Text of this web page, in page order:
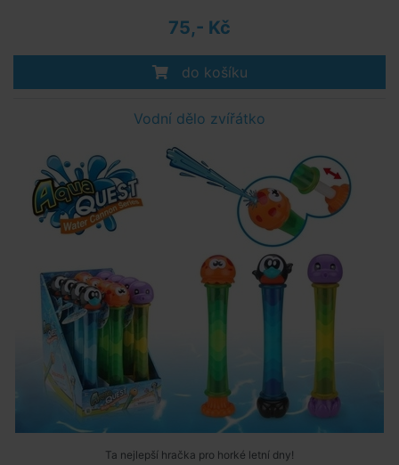
75,- Kč
do košíku
Vodní dělo zvířátko
Ta nejlepší hračka pro horké letní dny!